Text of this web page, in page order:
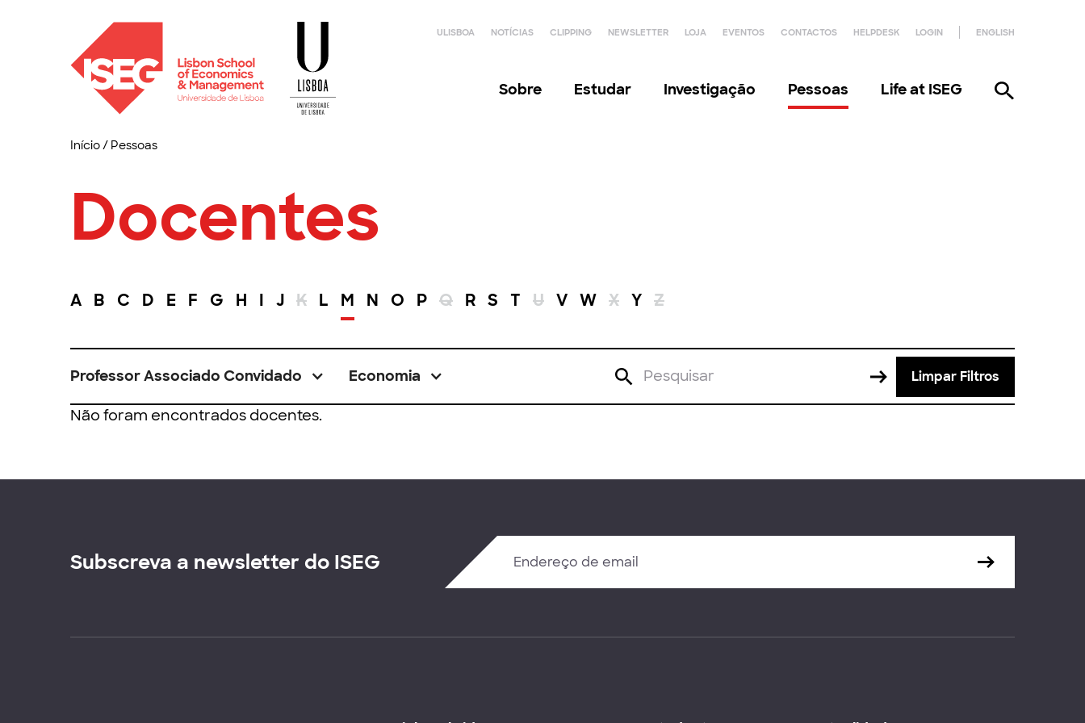
ULISBOA NOTÍCIAS CLIPPING NEWSLETTER LOJA EVENTOS CONTACTOS HELPDESK LOGIN ENGLISH
Sobre Estudar Investigação Pessoas Life at ISEG
Início/ Pessoas
Docentes
A B C D E F G H I J K L M N O P Q R S T U V W X Y Z
Professor Associado Convidado Economia Limpar Filtros
Não foram encontrados docentes.
Subscreva a newsletter do ISEG